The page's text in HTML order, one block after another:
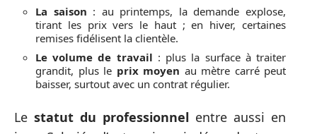
La saison : au printemps, la demande explose,
tirant les prix vers le haut ; en hiver, certaines
remises fidélisent la clientèle.
Le volume de travail : plus la surface à traiter
grandit, plus le prix moyen au mètre carré peut
baisser, surtout avec un contrat régulier.
Le statut du professionnel entre aussi en